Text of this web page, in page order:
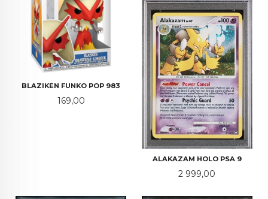
BLAZIKEN FUNKO POP 983
Pris
169,00
ALAKAZAM HOLO PSA 9
Pris
2 999,00